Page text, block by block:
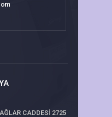
CADDESİ 2725